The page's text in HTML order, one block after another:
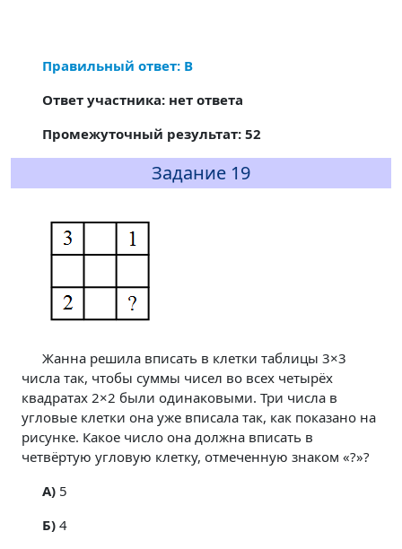
Правильный ответ: В
Ответ участника: нет ответа
Промежуточный результат: 52
Задание 19
Жанна решила вписать в клетки таблицы 3×3
числа так, чтобы суммы чисел во всех четырёх
квадратах 2×2 были одинаковыми. Три числа в
угловые клетки она уже вписала так, как показано на
рисунке. Какое число она должна вписать в
четвёртую угловую клетку, отмеченную знаком «?»?
A)5
Б)4